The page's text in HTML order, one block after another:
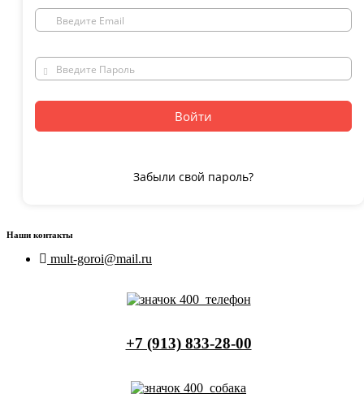
Войти
Забыли свой пароль?
Наши контакты
mult-goroi@mail.ru
+7 (913) 833-28-00